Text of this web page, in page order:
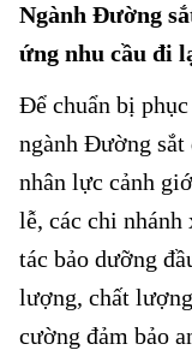
Ngành Đường
ứng nhu cầu đi
Để chuẩn bị
ngành Đường sắt
nhân lực cảnh
lễ, các chi
tác bảo dưỡng
lượng, chất
cường đảm bảo